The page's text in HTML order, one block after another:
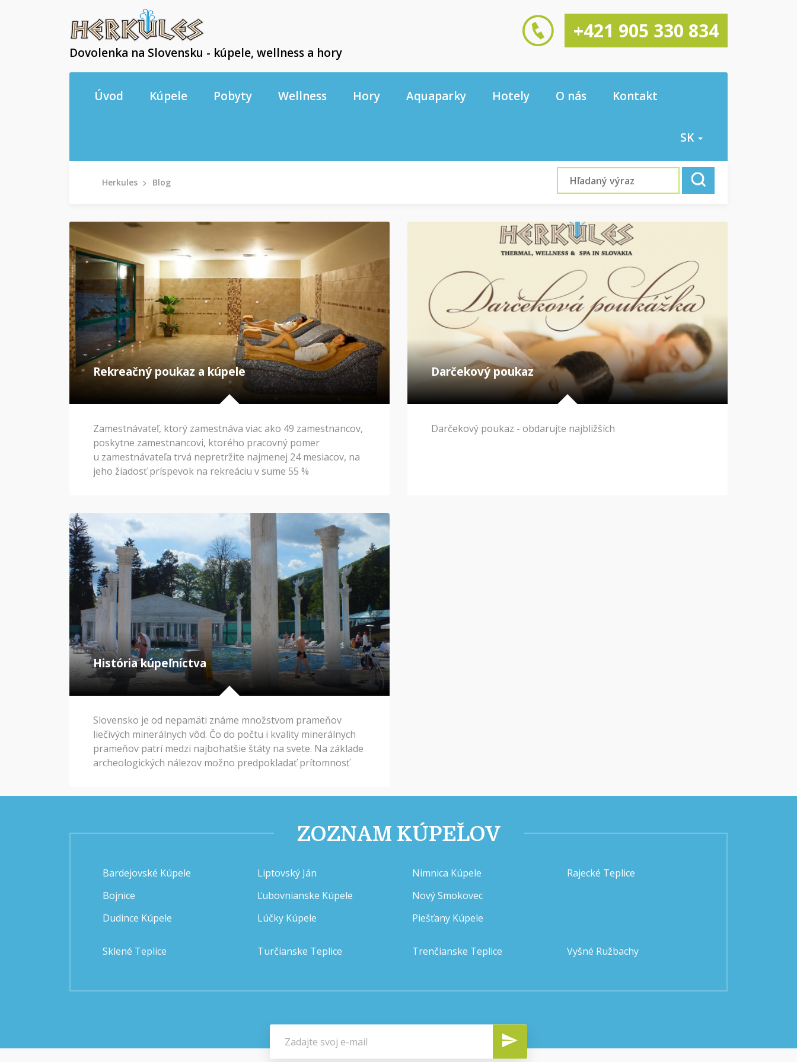
Dovolenka na Slovensku - kúpele, wellness a hory
+421 905 330 834
Úvod Kúpele Pobyty Wellness Hory Aquaparky Hotely O nás Kontakt
SK
Herkules Blog
Rekreačný poukaz a kúpele
Zamestnávateľ, ktorý zamestnáva viac ako 49 zamestnancov,
poskytne zamestnancovi, ktorého pracovný pomer
u zamestnávateľa trvá nepretržite najmenej 24 mesiacov, na
jeho žiadosť príspevok na rekreáciu v sume 55 %
pracovný pomer na kratší pracovný čas, sa najvyššia suma
príspevku na rekreáciu za kalendárny rok podľa prvej vety
zníži v pomere zodpovedajúcom kratšiemu pracovnému času.
Darčekový poukaz
Darčekový poukaz - obdarujte najbližších
História kúpeľníctva
Slovensko je od nepamäti známe množstvom prameňov
liečivých minerálnych vôd. Čo do počtu i kvality minerálnych
prameňov patrí medzi najbohatšie štáty na svete. Na základe
archeologických nálezov možno predpokladať prítomnosť
ZOZNAM KÚPEĽOV
Bardejovské Kúpele
Bojnice
Dudince Kúpele
Liptovský Ján
Ľubovnianske Kúpele
Lúčky Kúpele
Nimnica Kúpele
Nový Smokovec
Piešťany Kúpele
Rajecké Teplice
Sklené Teplice Turčianske Teplice Trenčianske Teplice Vyšné Ružbachy